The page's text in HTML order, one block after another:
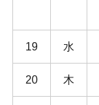
19 水
20 木